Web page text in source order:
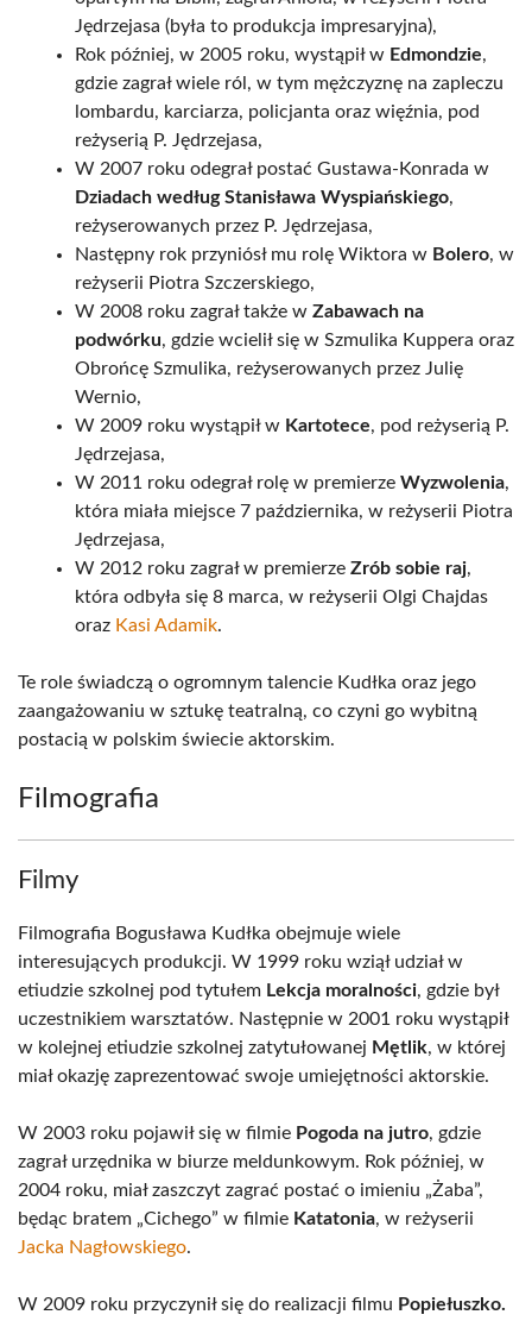
Jędrzejasa (była to produkcja impresaryjna),
Rok później, w 2005 roku, wystąpił w Edmondzie,
gdzie zagrał wiele ról, w tym mężczyznę na zapleczu
lombardu, karciarza, policjanta oraz więźnia, pod
reżyserią P. Jędrzejasa,
W 2007 roku odegrał postać Gustawa-Konrada w
Dziadach według Stanisława Wyspiańskiego,
reżyserowanych przez P. Jędrzejasa,
Następny rok przyniósł mu rolę Wiktora w Bolero, w
reżyserii Piotra Szczerskiego,
W 2008 roku zagrał także w Zabawach na
podwórku, gdzie wcielił się w Szmulika Kuppera oraz
Obrońcę Szmulika, reżyserowanych przez Julię
Wernio,
W 2009 roku wystąpił w Kartotece, pod reżyserią P.
Jędrzejasa,
W 2011 roku odegrał rolę w premierze Wyzwolenia,
która miała miejsce 7 października, w reżyserii Piotra
Jędrzejasa,
W 2012 roku zagrał w premierze Zrób sobie raj,
która odbyła się 8 marca, w reżyserii Olgi Chajdas
oraz Kasi Adamik.
Te role świadczą o ogromnym talencie Kudłka oraz jego
zaangażowaniu w sztukę teatralną, co czyni go wybitną
postacią w polskim świecie aktorskim.
Filmografia
Filmy
Filmografia Bogusława Kudłka obejmuje wiele
interesujących produkcji. W 1999 roku wziął udział w
etiudzie szkolnej pod tytułem Lekcja moralności, gdzie był
uczestnikiem warsztatów. Następnie w 2001 roku wystąpił
w kolejnej etiudzie szkolnej zatytułowanej Mętlik, w której
miał okazję zaprezentować swoje umiejętności aktorskie.
W 2003 roku pojawił się w filmie Pogoda na jutro, gdzie
zagrał urzędnika w biurze meldunkowym. Rok później, w
2004 roku, miał zaszczyt zagrać postać o imieniu „Żaba”,
będąc bratem „Cichego” w filmie Katatonia, w reżyserii
Jacka Nagłowskiego.
W 2009 roku przyczynił się do realizacji filmu Popiełuszko.